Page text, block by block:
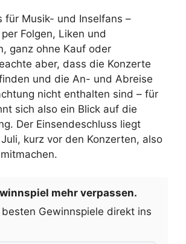
für Musik- und Inselfans –
Folgen, Liken und
ganz ohne Kauf oder
aber, dass die Konzerte
und die An- und Abreise
nicht enthalten sind – für
sich also ein Blick auf die
Der Einsendeschluss liegt
kurz vor den Konzerten, also
mehr verpassen.
Gewinnspiele direkt ins